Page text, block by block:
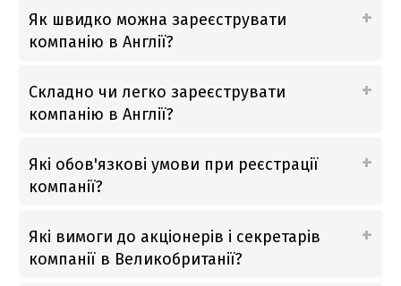
Як швидко можна зареєструвати
компанію в Англії?
Складно чи легко зареєструвати
компанію в Англії?
Які обов'язкові умови при реєстрації
компанії?
Які вимоги до акціонерів і секретарів
компанії в Великобританії?